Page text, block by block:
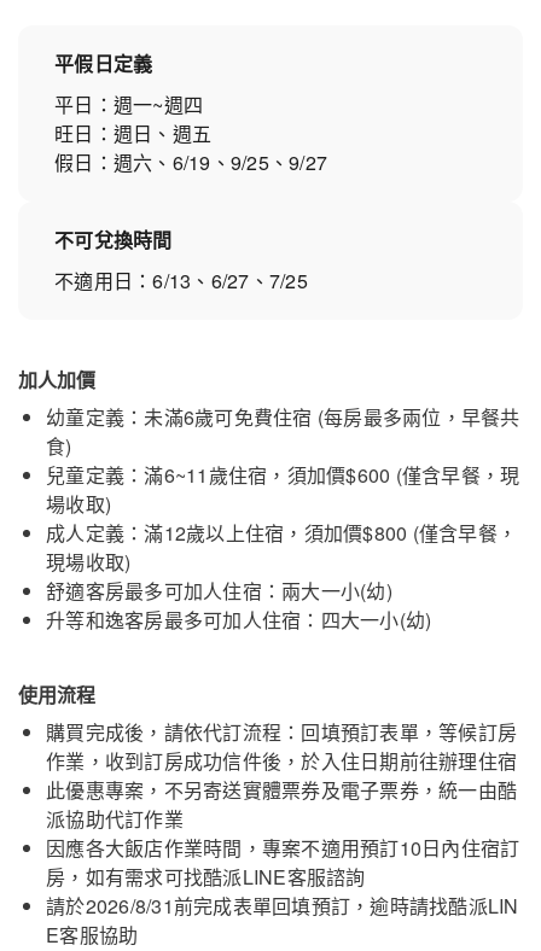
平假日定義
平日：週一~週四
旺日：週日、週五
假日：週六、6/19、9/25、9/27
不可兌換時間
不適用日：6/13、6/27、7/25
加人加價
幼童定義：未滿6歲可免費住宿 (每房最多兩位，早餐共
食)
兒童定義：滿6~11歲住宿，須加價$600 (僅含早餐，現
場收取)
成人定義：滿12歲以上住宿，須加價$800 (僅含早餐，
現場收取)
舒適客房最多可加人住宿：兩大一小(幼)
升等和逸客房最多可加人住宿：四大一小(幼)
使用流程
購買完成後，請依代訂流程：回填預訂表單，等候訂房
作業，收到訂房成功信件後，於入住日期前往辦理住宿
此優惠專案，不另寄送實體票券及電子票券，統一由酷
派協助代訂作業
因應各大飯店作業時間，專案不適用預訂10日內住宿訂
房，如有需求可找酷派LINE客服諮詢
請於2026/8/31前完成表單回填預訂，逾時請找酷派LIN
E客服協助